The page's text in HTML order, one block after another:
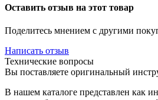
Оставить отзыв на этот товар
Поделитесь мнением с другими
Написать отзыв
Технические вопросы
Вы поставляете оригинальный
В нашем каталоге представлен как